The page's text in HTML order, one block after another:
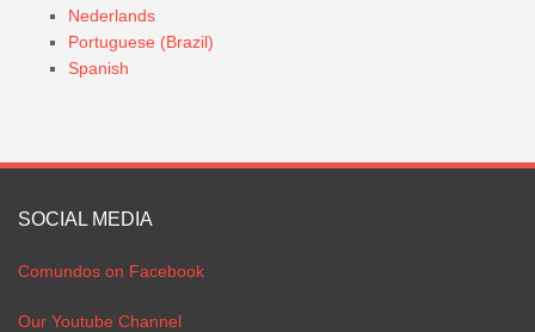
Nederlands
Portuguese (Brazil)
Spanish
SOCIAL MEDIA
Comundos on Facebook
Our Youtube Channel